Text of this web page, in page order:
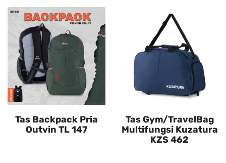
Tas Backpack Pria
Outvin TL 147
Tas Gym/TravelBag
Multifungsi Kuzatura
KZS 462